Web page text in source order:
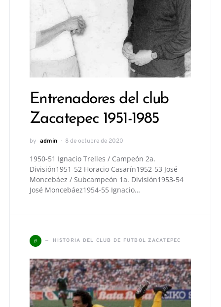
Entrenadores del club
Zacatepec 1951-1985
by admin 8 de octubre de 2020
1950-51 Ignacio Trelles / Campeón 2a.
División1951-52 Horacio Casarín1952-53 José
Moncebáez / Subcampeón 1a. División1953-54
José Moncebáez1954-55 Ignacio…
H HISTORIA DEL CLUB DE FUTBOL ZACATEPEC